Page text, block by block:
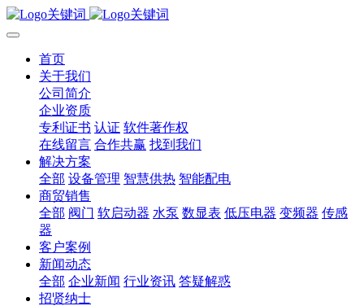
首页
关于我们
公司简介
企业资质
专利证书 认证 软件著作权
在线留言 合作共赢 找到我们
解决方案
全部 设备管理 智慧供热 智能配电
商贸销售
全部 阀门 软启动器 水泵 数显表 低压电器 变频器 传感
器
客户案例
新闻动态
全部 企业新闻 行业资讯 答疑解惑
招贤纳士